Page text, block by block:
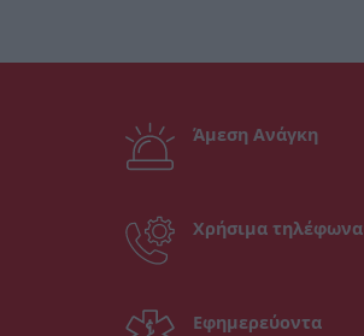
Άμεση Ανάγκη
Χρήσιμα τηλέφωνα
Εφημερεύοντα